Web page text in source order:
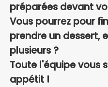
préparées devant
Vous pourrez pour
prendre un dessert,
plusieurs ?
Toute l'équipe vous
appétit !